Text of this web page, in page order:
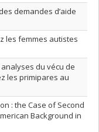
demandes d’aide
les femmes autistes
du vécu de
les primipares au
: the Case of Second
Background in